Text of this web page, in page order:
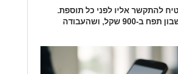
להתקשר אליו לפני כל תוספת.
כשבא לקחת את הרכב גילה שהחשבון תפח ב-900 שקל, ושהעבודה